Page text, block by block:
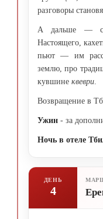
разговоры
А дальше —
Настоящего,
пьют — им
землю, про
кувшине квеври
Возвращение в
Ужин - за
Ночь в отеле
ДЕНЬ
4